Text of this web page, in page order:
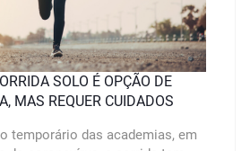
SOLO É OPÇÃO DE
MAS REQUER CUIDADOS
temporário das academias, em